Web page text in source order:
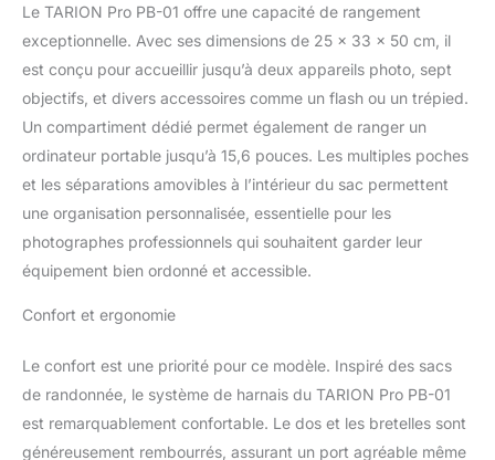
maximum 1 appareil
photo + 4 objectifs ou 6
objectifs fixes. Le sac à
bandoulière pour
accessoires peut
contenir 1 appareil photo
+ 2 objectifs. 【ACCÈS
LATÉRAL RAPIDE ET
COMPARTIMENT DÉDIÉ
POUR ORDINATEUR
PORTABLE】Le grand
sac pour appareil photo
votre équipement sans
avoir à retirer votre grand
arrière dédiée peut
accueillir des ordinateurs
Le TARION Pro PB-01 offre une capacité de rangement
exceptionnelle. Avec ses dimensions de 25 x 33 x 50 cm, il
est conçu pour accueillir jusqu’à deux appareils photo, sept
objectifs, et divers accessoires comme un flash ou un trépied.
Un compartiment dédié permet également de ranger un
ordinateur portable jusqu’à 15,6 pouces. Les multiples poches
et les séparations amovibles à l’intérieur du sac permettent
une organisation personnalisée, essentielle pour les
photographes professionnels qui souhaitent garder leur
équipement bien ordonné et accessible.
Confort et ergonomie
Le confort est une priorité pour ce modèle. Inspiré des sacs
de randonnée, le système de harnais du TARION Pro PB-01
est remarquablement confortable. Le dos et les bretelles sont
généreusement rembourrés, assurant un port agréable même